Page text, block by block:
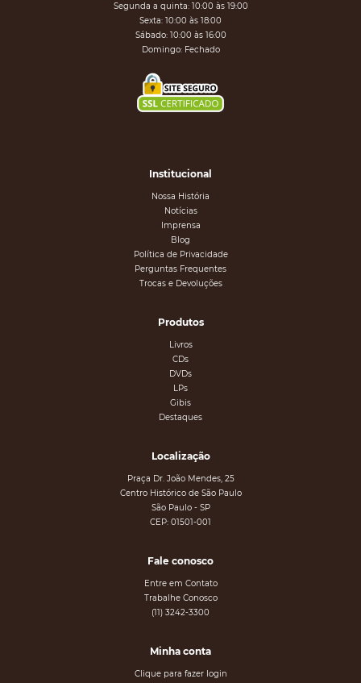
Segunda a quinta: 10:00 às 19:00
Sexta: 10:00 às 18:00
Sábado: 10:00 às 16:00
Domingo: Fechado
Institucional
Nossa História
Notícias
Imprensa
Blog
Política de Privacidade
Perguntas Frequentes
Trocas e Devoluções
Produtos
Livros
CDs
DVDs
LPs
Gibis
Destaques
Localização
Praça Dr. João Mendes, 25
Centro Histórico de São Paulo
São Paulo - SP
CEP: 01501-001
Fale conosco
Entre em Contato
Trabalhe Conosco
(11) 3242-3300
Minha conta
Clique para fazer login